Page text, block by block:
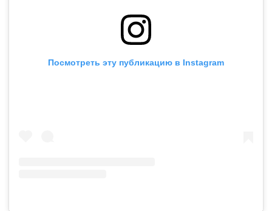
Посмотреть эту публикацию в Instagram